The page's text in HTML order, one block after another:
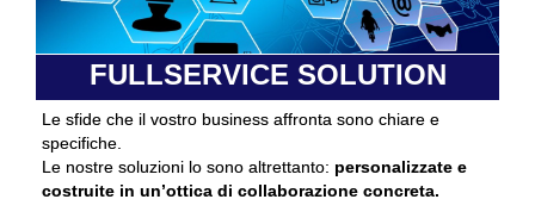
Qualità
PRIVACY
CONTATTI
FULLSERVICE SOLUTION
Le sfide che il vostro business affronta sono chiare e
specifiche.
Le nostre soluzioni lo sono altrettanto: personalizzate e
costruite in un’ottica di collaborazione concreta.